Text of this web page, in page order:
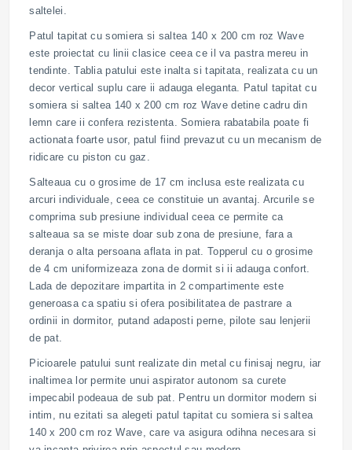
saltelei.
Patul tapitat cu somiera si saltea 140 x 200 cm roz Wave
este proiectat cu linii clasice ceea ce il va pastra mereu in
tendinte. Tablia patului este inalta si tapitata, realizata cu un
decor vertical suplu care ii adauga eleganta. Patul tapitat cu
somiera si saltea 140 x 200 cm roz Wave detine cadru din
lemn care ii confera rezistenta. Somiera rabatabila poate fi
actionata foarte usor, patul fiind prevazut cu un mecanism de
ridicare cu piston cu gaz.
Salteaua cu o grosime de 17 cm inclusa este realizata cu
arcuri individuale, ceea ce constituie un avantaj. Arcurile se
comprima sub presiune individual ceea ce permite ca
salteaua sa se miste doar sub zona de presiune, fara a
deranja o alta persoana aflata in pat. Topperul cu o grosime
de 4 cm uniformizeaza zona de dormit si ii adauga confort.
Lada de depozitare impartita in 2 compartimente este
generoasa ca spatiu si ofera posibilitatea de pastrare a
ordinii in dormitor, putand adaposti perne, pilote sau lenjerii
de pat.
Picioarele patului sunt realizate din metal cu finisaj negru, iar
inaltimea lor permite unui aspirator autonom sa curete
impecabil podeaua de sub pat. Pentru un dormitor modern si
intim, nu ezitati sa alegeti patul tapitat cu somiera si saltea
140 x 200 cm roz Wave, care va asigura odihna necesara si